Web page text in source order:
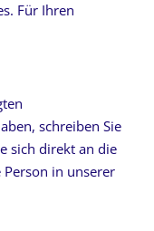
Für Ihren
schreiben Sie
sich direkt an die
in unserer